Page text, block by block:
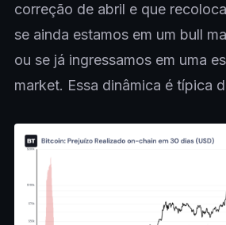
correção de abril e que
se ainda estamos em um bull
ou se já ingressamos em uma
market. Essa dinâmica é típica